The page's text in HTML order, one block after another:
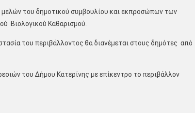
μελών του δημοτικού συμβουλίου και εκπροσώπων των
Βιολογικού Καθαρισμού.
του περιβάλλοντος θα διανέμεται στους δημότες από
του Δήμου Κατερίνης με επίκεντρο το περιβάλλον